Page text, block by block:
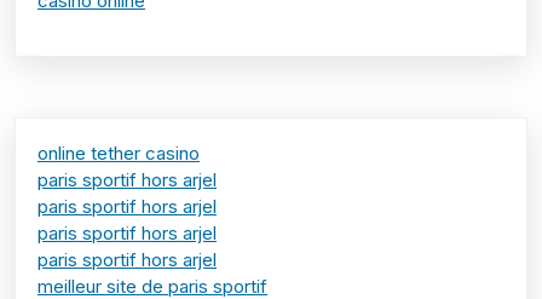
online tether casino
paris sportif hors arjel
paris sportif hors arjel
paris sportif hors arjel
paris sportif hors arjel
meilleur site de paris sportif